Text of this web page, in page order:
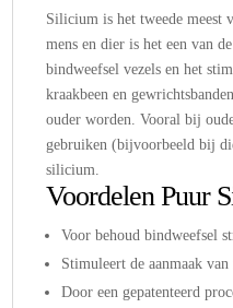
Silicium is het tweede meest
mens en dier is het een van
bindweefsel vezels en het
kraakbeen en
ouder worden. Vooral bij
gebruiken (bijvoorbeeld bij
silicium.
Voordelen Puur
Voor behoud bindweefsel
Stimuleert de aanmaak
Door een gepatenteerd